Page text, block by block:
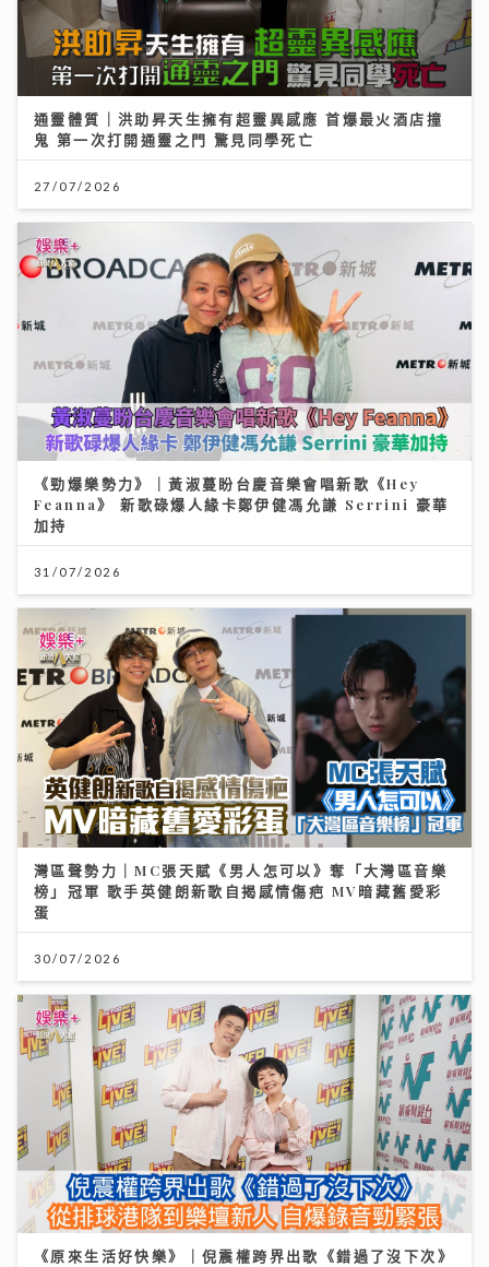
通靈體質｜洪助昇天生擁有超靈異感應 首爆最火酒店撞
鬼 第一次打開通靈之門 驚見同學死亡
27/07/2026
《勁爆樂勢力》｜黃淑蔓盼台慶音樂會唱新歌《Hey
Feanna》 新歌碌爆人緣卡鄭伊健馮允謙 Serrini 豪華
加持
31/07/2026
灣區聲勢力｜MC張天賦《男人怎可以》奪「大灣區音樂
榜」冠軍 歌手英健朗新歌自揭感情傷疤 MV暗藏舊愛彩
蛋
30/07/2026
《原來生活好快樂》｜倪震權跨界出歌《錯過了沒下次》